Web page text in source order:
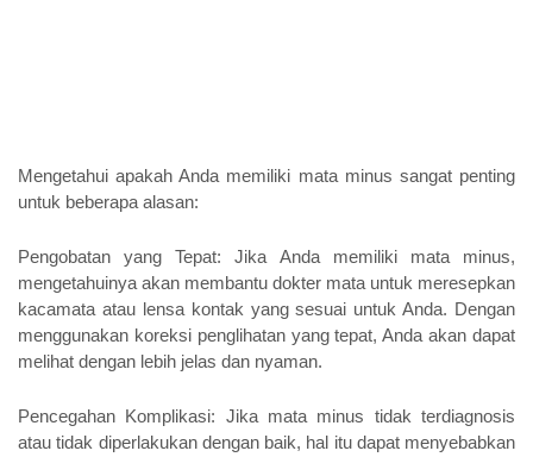
Mengetahui apakah Anda memiliki mata minus sangat penting
untuk beberapa alasan:
Pengobatan yang Tepat: Jika Anda memiliki mata minus,
mengetahuinya akan membantu dokter mata untuk meresepkan
kacamata atau lensa kontak yang sesuai untuk Anda. Dengan
menggunakan koreksi penglihatan yang tepat, Anda akan dapat
melihat dengan lebih jelas dan nyaman.
Pencegahan Komplikasi: Jika mata minus tidak terdiagnosis
atau tidak diperlakukan dengan baik, hal itu dapat menyebabkan